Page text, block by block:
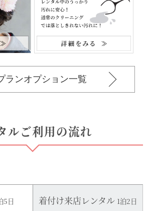
ランオプション一覧
ルご利用の流れ
5日 着付け来店レンタル 1泊2日